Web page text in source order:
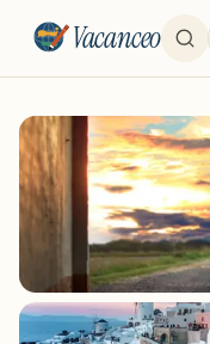
Vacanceo